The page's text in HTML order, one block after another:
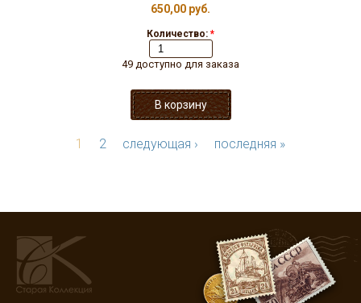
650,00 руб.
Количество: *
49 доступно для заказа
1 2 следующая › последняя »